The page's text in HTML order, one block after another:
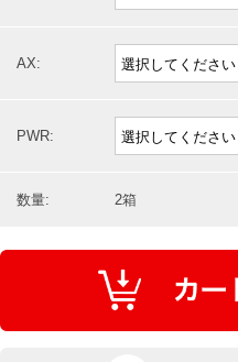
AX:
PWR:
数量: 2箱